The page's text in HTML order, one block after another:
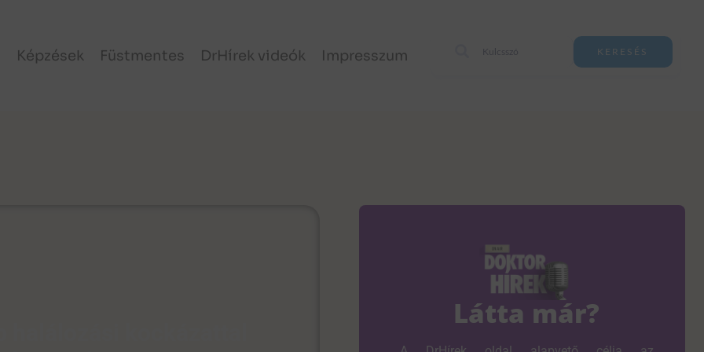
Képzések Füstmentes DrHírek videók Impresszum KERESÉS
Látta már?